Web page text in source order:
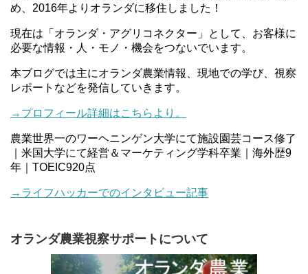
め、2016年よりオランダに移住しました！
現在は「オランダ・アグリコネクター」として、お客様に
必要な情報・人・モノ・機会をつないでいます。
本ブログでは主にオランダ農業情報、現地での学び、視察
レポートなどを発信していきます。
→プロフィール詳細はこちらより。
農業世界一のワーヘニンゲン大学にて施設園芸コース修了
｜米国大学にて経営＆マーケティング学科卒業｜海外歴9
年｜TOEIC920点
→ライフハッカーでのインタビュー記事
オランダ農業視察サポートについて